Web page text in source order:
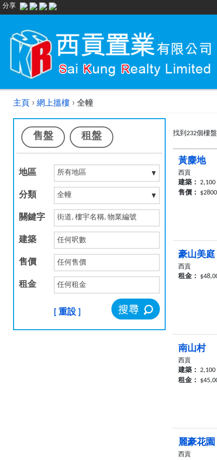
分享
主頁 › 網上搵樓 › 全幢
售盤 租盤
地區
分類
關鍵字
建築
售價
租金
[ 重設 ]
找到232個樓盤
黃麋地
西貢
建築： 2,100
售價：
豪山美庭
西貢
租金：
南山村
西貢
建築： 2,100
租金：
麗豪花園
西貢